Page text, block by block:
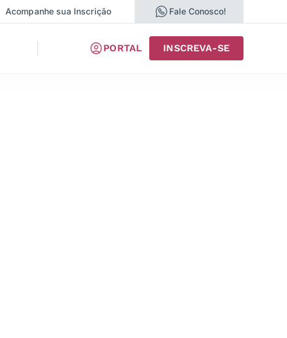
Acompanhe sua Inscrição Fale Conosco!
PORTAL INSCREVA-SE